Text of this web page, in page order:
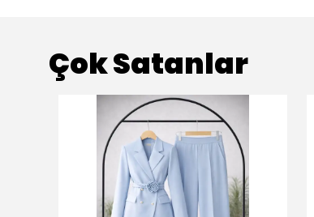
Çok Satanlar